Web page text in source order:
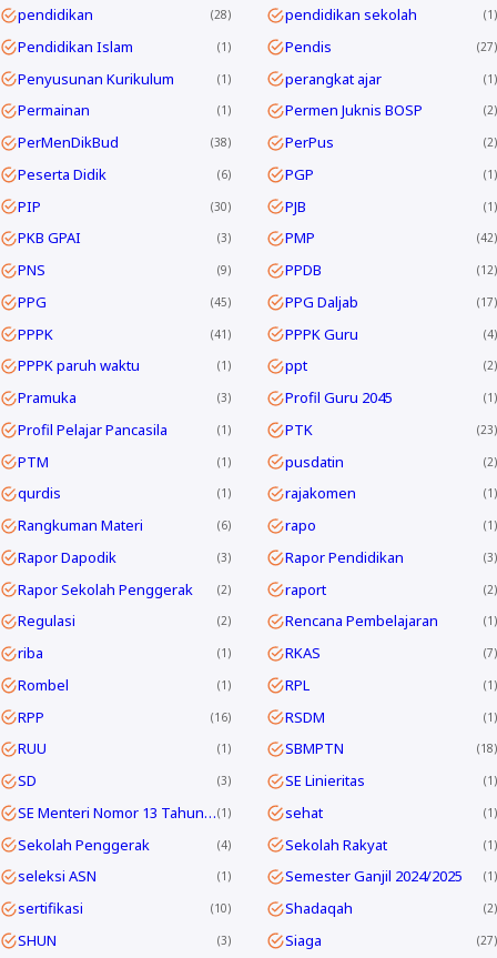
pendidikan 28 pendidikan sekolah 1
Pendidikan Islam 1 Pendis 27
Penyusunan Kurikulum 1 perangkat ajar 1
Permainan 1 Permen Juknis BOSP 2
PerMenDikBud 38 PerPus 2
Peserta Didik 6 PGP 1
PIP 30 PJB 1
PKB GPAI 3 PMP 42
PNS 9 PPDB 12
PPG 45 PPG Daljab 17
PPPK 41 PPPK Guru 4
PPPK paruh waktu 1 ppt 2
Pramuka 3 Profil Guru 2045 1
Profil Pelajar Pancasila 1 PTK 23
PTM 1 pusdatin 2
qurdis 1 rajakomen 1
Rangkuman Materi 6 rapo 1
Rapor Dapodik 3 Rapor Pendidikan 3
Rapor Sekolah Penggerak 2 raport 2
Regulasi 2 Rencana Pembelajaran 1
riba 1 RKAS 7
Rombel 1 RPL 1
RPP 16 RSDM 1
RUU 1 SBMPTN 18
SD 3 SE Linieritas 1
SE Menteri Nomor 13 Tahun 2025 1 sehat 1
Sekolah Penggerak 4 Sekolah Rakyat 1
seleksi ASN 1 Semester Ganjil 2024/2025 1
sertifikasi 10 Shadaqah 2
SHUN 3 Siaga 27